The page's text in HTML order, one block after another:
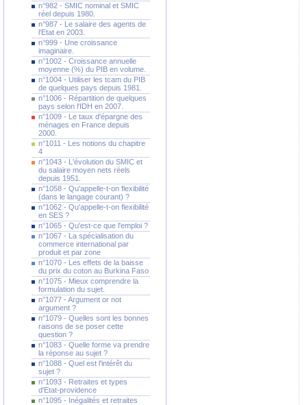
n°982 - SMIC nominal et SMIC
réel depuis 1980.
n°987 - Le salaire des agents de
l'Etat en 2003.
n°999 - Une croissance
imaginaire.
n°1002 - Croissance annuelle
moyenne (%) du PIB en volume.
n°1004 - Utiliser les tcam du PIB
de quelques pays depuis 1981.
n°1006 - Répartition de quelques
pays selon l'IDH en 2007.
n°1009 - Le taux d'épargne des
ménages en France depuis
2000.
n°1011 - Les notions du chapitre
4
n°1043 - L'évolution du SMIC et
du salaire moyen nets réels
depuis 1951.
n°1058 - Qu'appelle-t-on flexibilité
(dans le langage courant) ?
n°1062 - Qu'appelle-t-on flexibilité
en SES ?
n°1065 - Qu'est-ce que l'emploi ?
n°1067 - La spécialisation du
commerce international par
produit et par zone
n°1070 - Les effets de la baisse
du prix du coton au Burkina Faso
n°1075 - Mieux comprendre la
formulation du sujet.
n°1077 - Argument or not
argument ?
n°1079 - Quelles sont les bonnes
raisons de se poser cette
question ?
n°1083 - Quelle forme va prendre
la réponse au sujet ?
n°1088 - Quel est l'intérêt du
sujet ?
n°1093 - Retraites et types
d'Etat-providence
n°1095 - Inégalités et retraites